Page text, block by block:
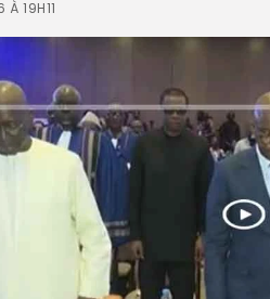
19H11